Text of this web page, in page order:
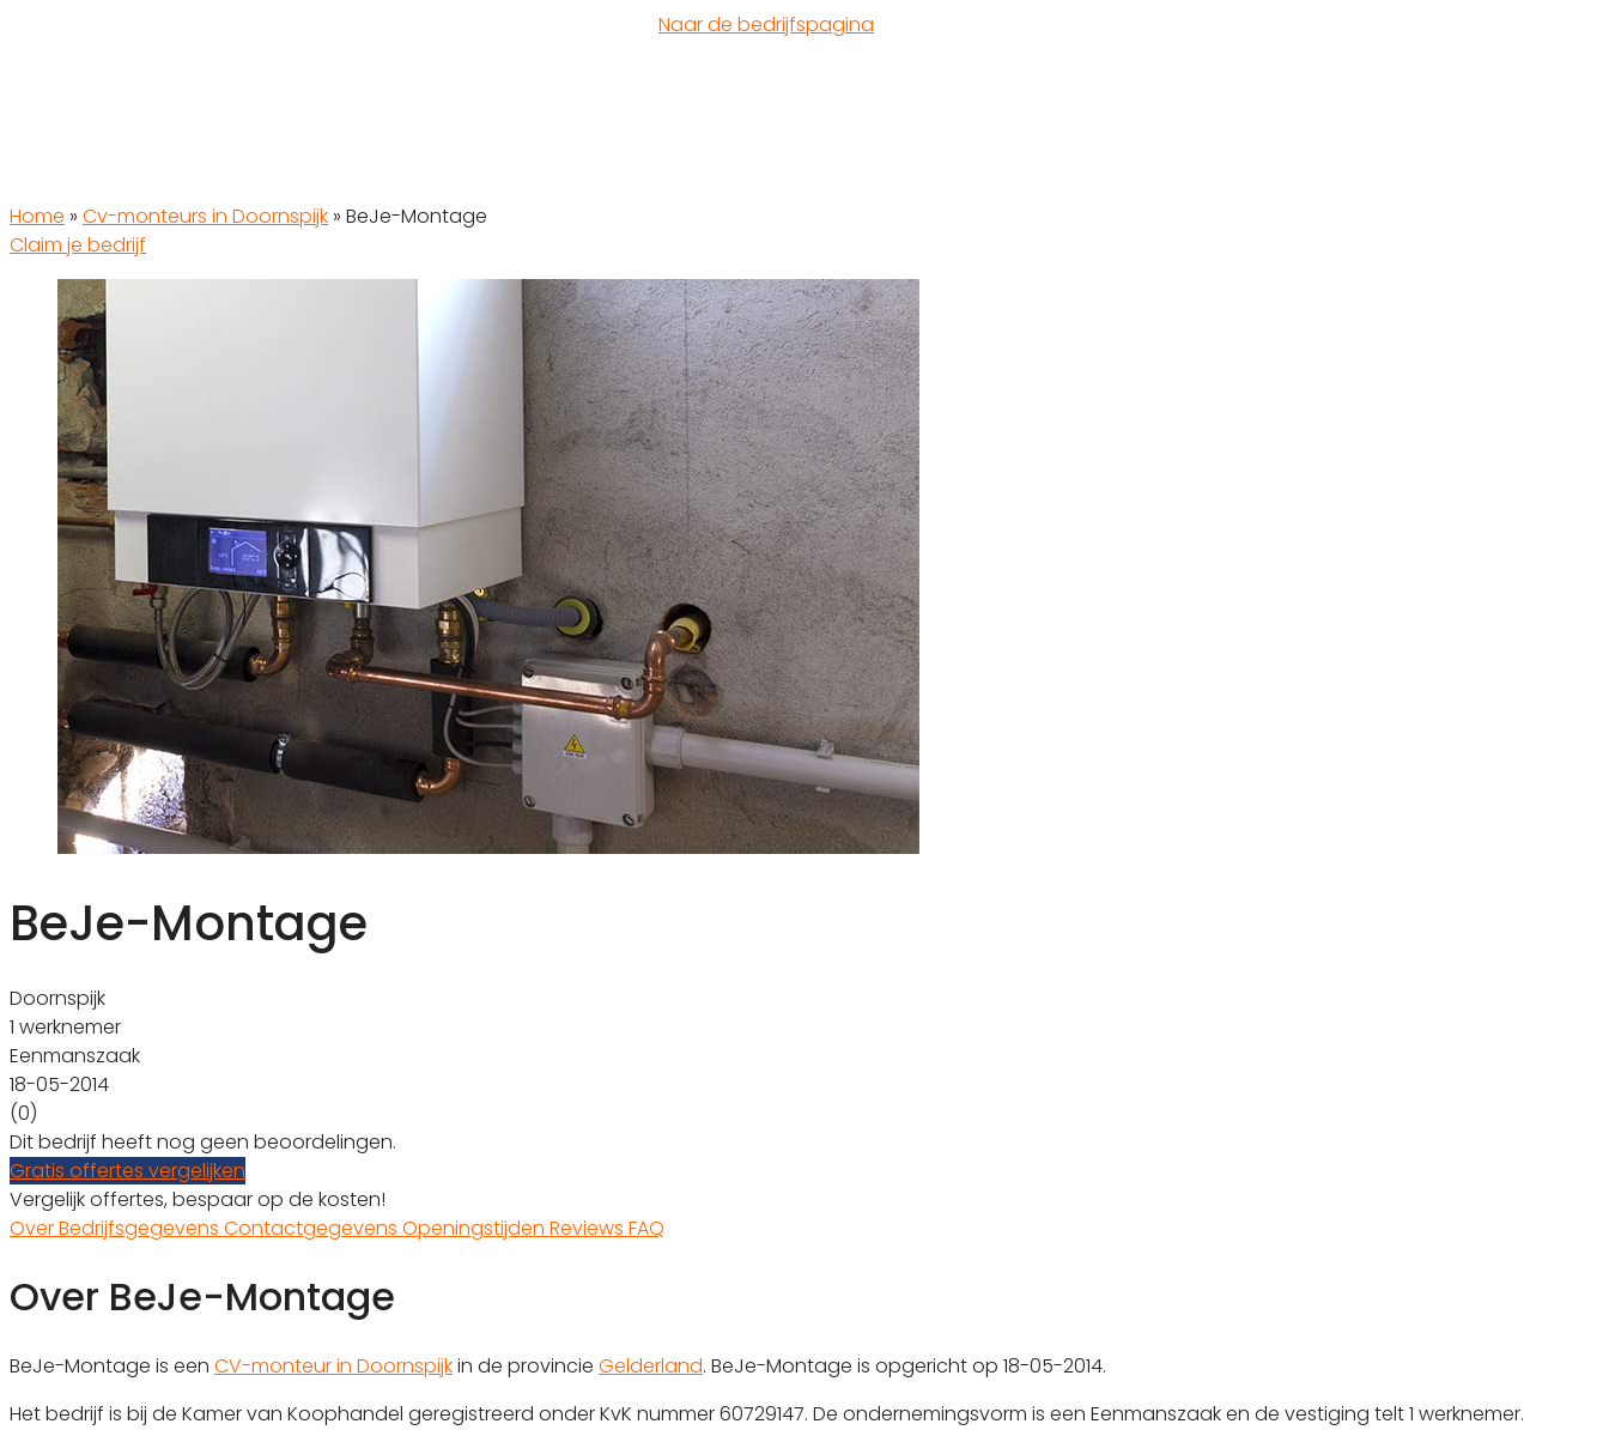
Naar de bedrijfspagina
Home » Cv-monteurs in Doornspijk » BeJe-Montage
Claim je bedrijf
BeJe-Montage
Doornspijk
1 werknemer
Eenmanszaak
18-05-2014
(0)
Dit bedrijf heeft nog geen beoordelingen.
Gratis offertes vergelijken
Vergelijk offertes, bespaar op de kosten!
OverBedrijfsgegevens Contactgegevens Openingstijden Reviews FAQ
Over BeJe-Montage
BeJe-Montage is een CV-monteur in Doornspijkin de provincie Gelderland. BeJe-Montage is opgericht op 18-05-2014.
Het bedrijf is bij de Kamer van Koophandel geregistreerd onder KvK nummer 60729147. De ondernemingsvorm is een Eenmanszaak en de vestiging telt 1 werknemer.